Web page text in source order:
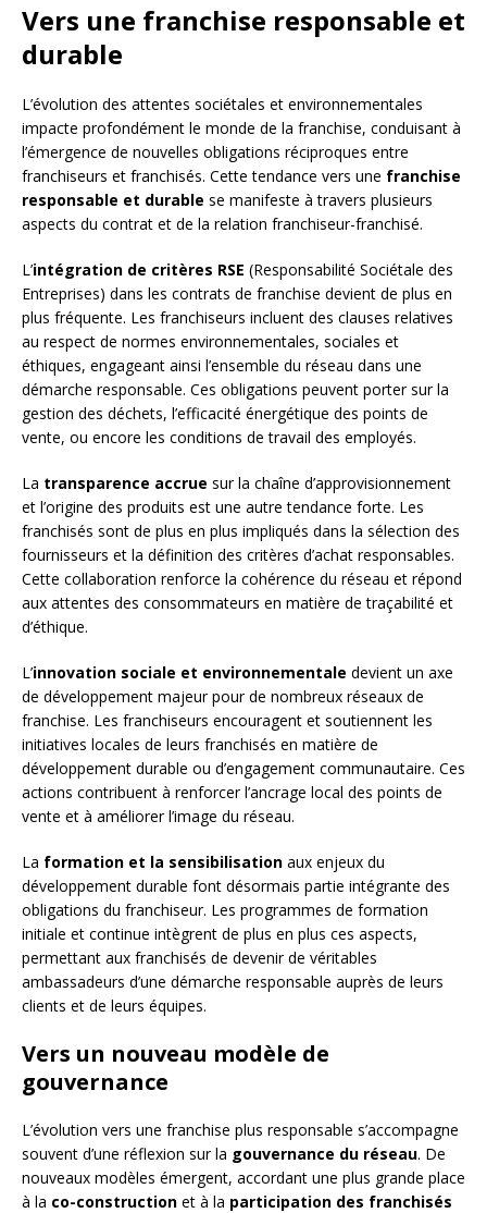
Vers une franchise responsable et
durable
L’évolution des attentes sociétales et environnementales
impacte profondément le monde de la franchise, conduisant à
l’émergence de nouvelles obligations réciproques entre
franchiseurs et franchisés. Cette tendance vers une franchise
responsable et durable se manifeste à travers plusieurs
aspects du contrat et de la relation franchiseur-franchisé.
L’intégration de critères RSE (Responsabilité Sociétale des
Entreprises) dans les contrats de franchise devient de plus en
plus fréquente. Les franchiseurs incluent des clauses relatives
au respect de normes environnementales, sociales et
éthiques, engageant ainsi l’ensemble du réseau dans une
démarche responsable. Ces obligations peuvent porter sur la
gestion des déchets, l’efficacité énergétique des points de
vente, ou encore les conditions de travail des employés.
La transparence accrue sur la chaîne d’approvisionnement
et l’origine des produits est une autre tendance forte. Les
franchisés sont de plus en plus impliqués dans la sélection des
fournisseurs et la définition des critères d’achat responsables.
Cette collaboration renforce la cohérence du réseau et répond
aux attentes des consommateurs en matière de traçabilité et
d’éthique.
L’innovation sociale et environnementale devient un axe
de développement majeur pour de nombreux réseaux de
franchise. Les franchiseurs encouragent et soutiennent les
initiatives locales de leurs franchisés en matière de
développement durable ou d’engagement communautaire. Ces
actions contribuent à renforcer l’ancrage local des points de
vente et à améliorer l’image du réseau.
La formation et la sensibilisation aux enjeux du
développement durable font désormais partie intégrante des
obligations du franchiseur. Les programmes de formation
initiale et continue intègrent de plus en plus ces aspects,
permettant aux franchisés de devenir de véritables
ambassadeurs d’une démarche responsable auprès de leurs
clients et de leurs équipes.
Vers un nouveau modèle de
gouvernance
L’évolution vers une franchise plus responsable s’accompagne
souvent d’une réflexion sur la gouvernance du réseau. De
nouveaux modèles émergent, accordant une plus grande place
à la co-construction et à la participation des franchisés